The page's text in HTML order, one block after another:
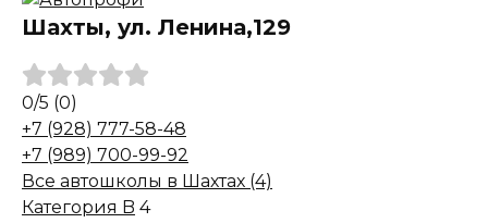
Шахты, ул. Ленина,129
0/5 (0)
+7 (928) 777-58-48
+7 (989) 700-99-92
Все автошколы в Шахтах (4)
Категория B 4